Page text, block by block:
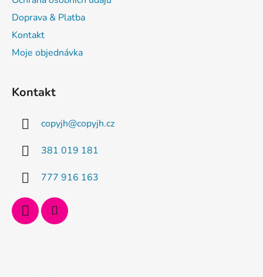
Doprava & Platba
Kontakt
Moje objednávka
Kontakt
copyjh@copyjh.cz
381 019 181
777 916 163